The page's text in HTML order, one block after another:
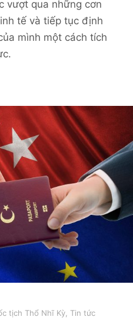
vượt qua những cơn
tế và tiếp tục định
mình một cách tích
tịch Thổ Nhĩ Kỳ Tin tức